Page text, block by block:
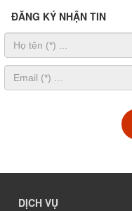
ĐĂNG KÝ NHẬN TIN
DỊCH VỤ